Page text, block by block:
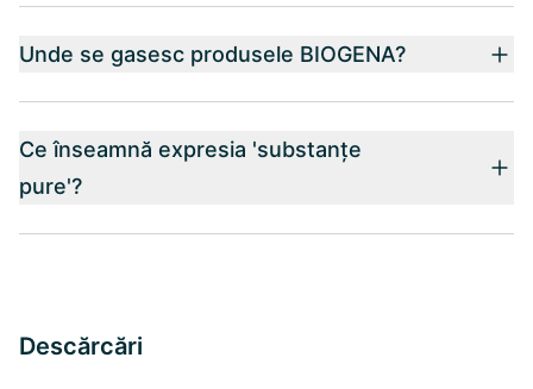
Unde se gasesc produsele BIOGENA?
Ce înseamnă expresia 'substanțe
pure'?
Descărcări